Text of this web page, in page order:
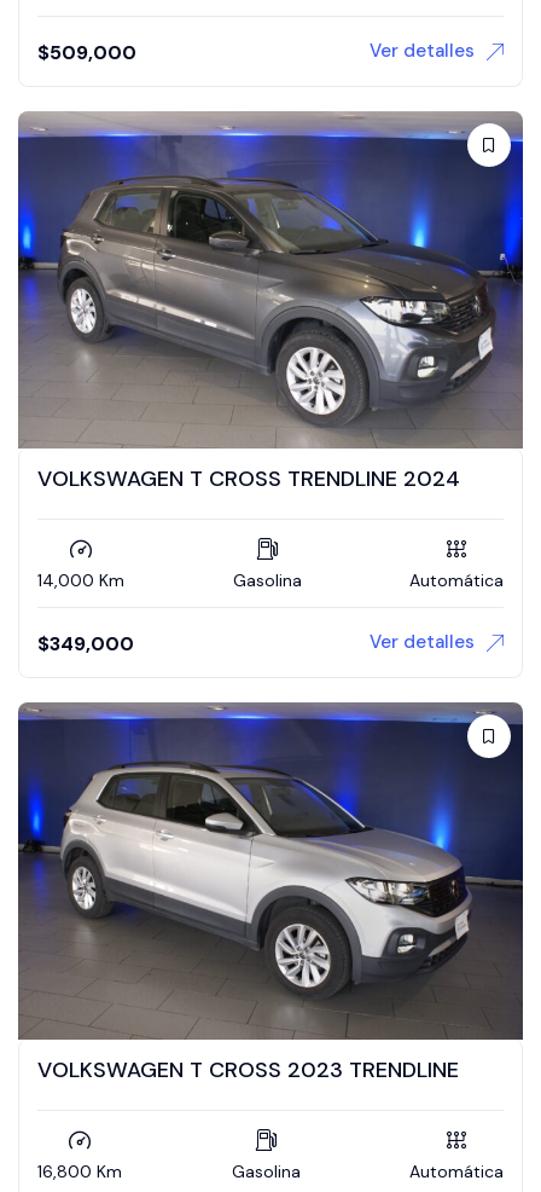
$509,000 Ver detalles
VOLKSWAGEN T CROSS TRENDLINE 2024
14,000 Km Gasolina Automática
$349,000 Ver detalles
VOLKSWAGEN T CROSS 2023 TRENDLINE
16,800 Km Gasolina Automática